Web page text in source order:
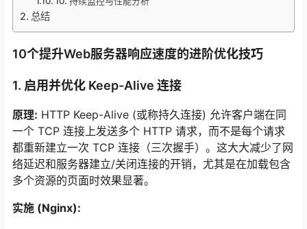
总结
10个提升Web服务器响应速度的进阶优化技巧
1. 启用并优化 Keep-Alive 连接
原理: HTTP Keep-Alive (或称持久连接) 允许客户端在同
一个 TCP 连接上发送多个 HTTP 请求，而不是每个请求
都重新建立一次 TCP 连接（三次握手）。这大大减少了网
络延迟和服务器建立/关闭连接的开销，尤其是在加载包含
多个资源的页面时效果显著。
实施 (Nginx):